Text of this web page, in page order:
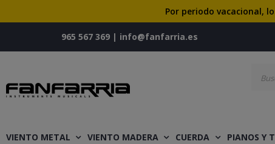
Por periodo vacacional,
965 567 369 | info@fanfarria.es
VIENTO METAL VIENTO MADERA CUERDA PIANOS Y